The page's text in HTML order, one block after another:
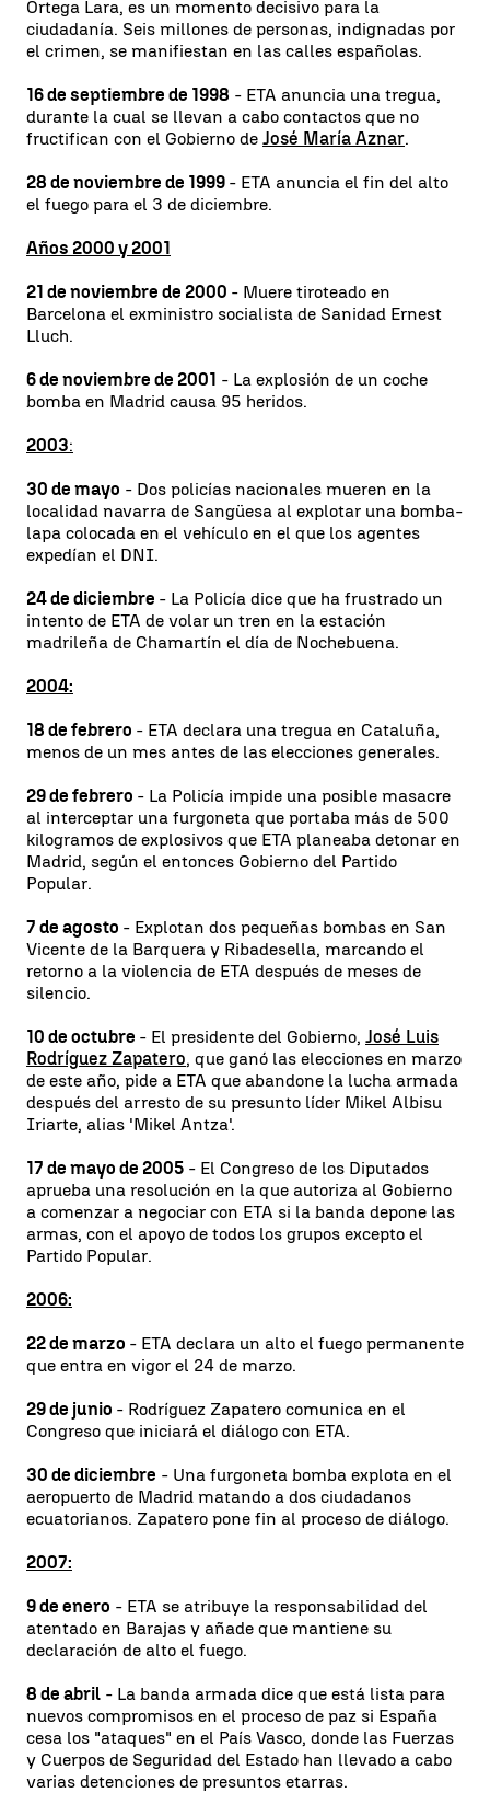
Ortega Lara, es un momento decisivo para la
ciudadanía. Seis millones de personas, indignadas por
el crimen, se manifiestan en las calles españolas.
16 de septiembre de 1998 - ETA anuncia una tregua,
durante la cual se llevan a cabo contactos que no
fructifican con el Gobierno de José María Aznar.
28 de noviembre de 1999 - ETA anuncia el fin del alto
el fuego para el 3 de diciembre.
Años 2000 y 2001
21 de noviembre de 2000 - Muere tiroteado en
Barcelona el exministro socialista de Sanidad Ernest
Lluch.
6 de noviembre de 2001 - La explosión de un coche
bomba en Madrid causa 95 heridos.
2003:
30 de mayo - Dos policías nacionales mueren en la
localidad navarra de Sangüesa al explotar una bomba-
lapa colocada en el vehículo en el que los agentes
expedían el DNI.
24 de diciembre - La Policía dice que ha frustrado un
intento de ETA de volar un tren en la estación
madrileña de Chamartín el día de Nochebuena.
2004:
18 de febrero - ETA declara una tregua en Cataluña,
menos de un mes antes de las elecciones generales.
29 de febrero - La Policía impide una posible masacre
al interceptar una furgoneta que portaba más de 500
kilogramos de explosivos que ETA planeaba detonar en
Madrid, según el entonces Gobierno del Partido
Popular.
7 de agosto - Explotan dos pequeñas bombas en San
Vicente de la Barquera y Ribadesella, marcando el
retorno a la violencia de ETA después de meses de
silencio.
10 de octubre - El presidente del Gobierno, José Luis
Rodríguez Zapatero, que ganó las elecciones en marzo
de este año, pide a ETA que abandone la lucha armada
después del arresto de su presunto líder Mikel Albisu
Iriarte, alias 'Mikel Antza'.
17 de mayo de 2005 - El Congreso de los Diputados
aprueba una resolución en la que autoriza al Gobierno
a comenzar a negociar con ETA si la banda depone las
armas, con el apoyo de todos los grupos excepto el
Partido Popular.
2006:
22 de marzo - ETA declara un alto el fuego permanente
que entra en vigor el 24 de marzo.
29 de junio - Rodríguez Zapatero comunica en el
Congreso que iniciará el diálogo con ETA.
30 de diciembre - Una furgoneta bomba explota en el
aeropuerto de Madrid matando a dos ciudadanos
ecuatorianos. Zapatero pone fin al proceso de diálogo.
2007:
9 de enero - ETA se atribuye la responsabilidad del
atentado en Barajas y añade que mantiene su
declaración de alto el fuego.
8 de abril - La banda armada dice que está lista para
nuevos compromisos en el proceso de paz si España
cesa los "ataques" en el País Vasco, donde las Fuerzas
y Cuerpos de Seguridad del Estado han llevado a cabo
varias detenciones de presuntos etarras.